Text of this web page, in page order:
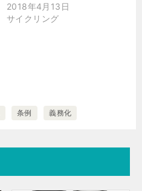
2018年4月13日
サイクリング
条例 義務化